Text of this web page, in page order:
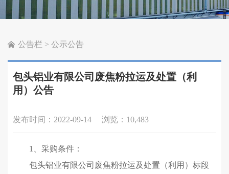
公告栏 > 公示公告
包头铝业有限公司废焦粉拉运及处置（利
用）公告
发布时间：2022-09-14 浏览：10,483
1、采购条件：
包头铝业有限公司废焦粉拉运及处置（利用）标段